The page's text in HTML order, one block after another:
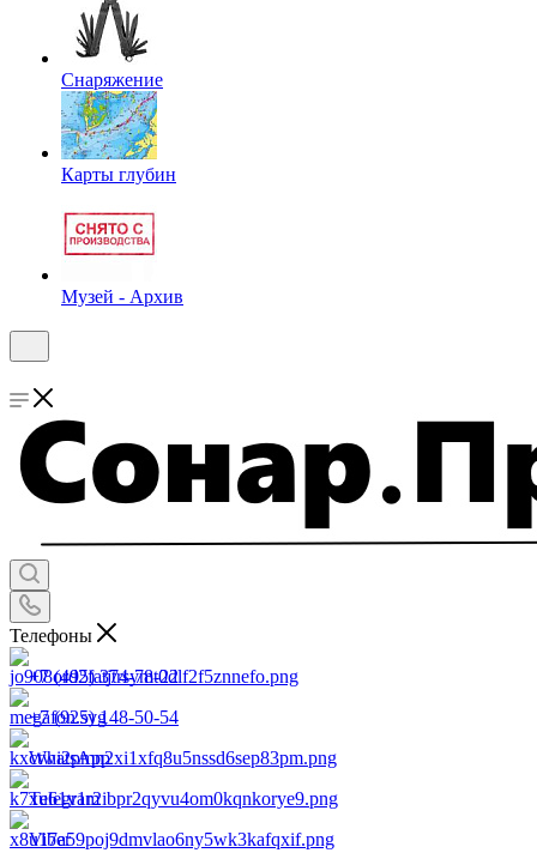
Снаряжение
Карты глубин
Музей - Архив
Телефоны
+7 (495) 374-78-22
+7 (925) 148-50-54
WhatsApp
Telegram
Viber